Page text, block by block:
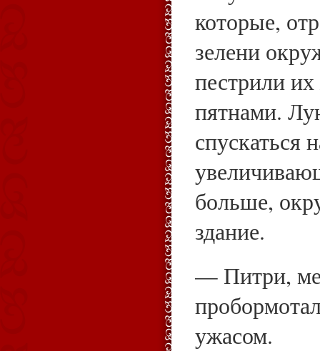
которые,
зелени
пестрили
пятнами.
спускаться
больше,
здание.
— Питри,
ужасом.